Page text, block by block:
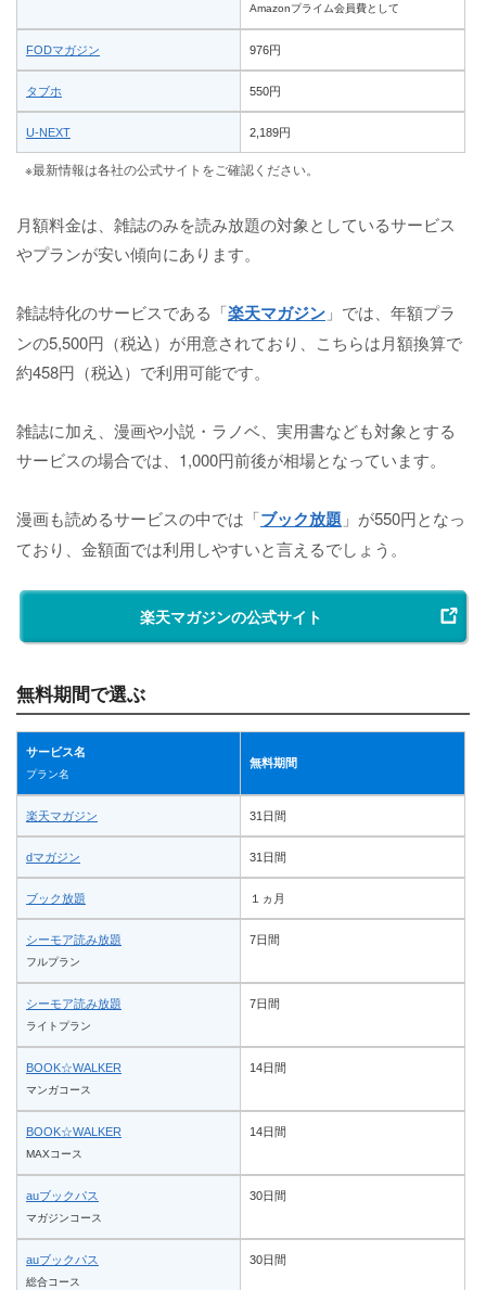
Amazonプライム会員費として
FODマガジン 976円
タブホ 550円
U-NEXT 2,189円
※最新情報は各社の公式サイトをご確認ください。
月額料金は、雑誌のみを読み放題の対象としているサービス
やプランが安い傾向にあります。
雑誌特化のサービスである「楽天マガジン 」では、年額プラ
ンの5,500円（税込）が用意されており、こちらは月額換算で
約458円（税込）で利用可能です。
雑誌に加え、漫画や小説・ラノベ、実用書なども対象とする
サービスの場合では、1,000円前後が相場となっています。
漫画も読めるサービスの中では「ブック放題 」が550円となっ
ており、金額面では利用しやすいと言えるでしょう。
楽天マガジンの公式サイト
無料期間で選ぶ
サービス名
プラン名
無料期間
楽天マガジン 31日間
dマガジン 31日間
ブック放題 １ヵ月
シーモア読み放題
フルプラン
7日間
シーモア読み放題
ライトプラン
7日間
BOOK☆WALKER
マンガコース
14日間
BOOK☆WALKER
MAXコース
14日間
auブックパス
マガジンコース
30日間
auブックパス
総合コース
30日間